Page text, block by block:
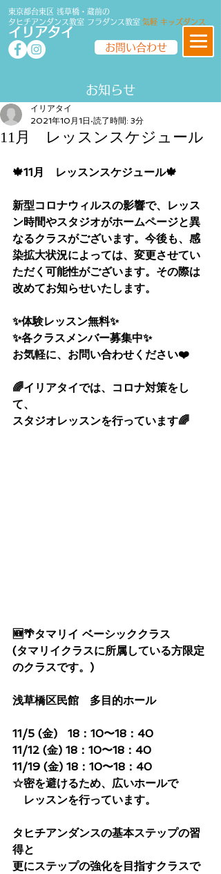
東京都台東区 浅草橋・蔵前の
タヒチアンダンス教室 フラダンス教室 気軽 キッズダンス
イリアタイ
お問い合わせ
​​お知らせ
11月 レッスンスケジュール
イリアタイ
2021年10月1日 読了時間: 3分
🍁11月　レッスンスケジュール🍁
新型コロナウィルスの影響で、レッス
ン時間やスタジオがホームページと異
なるクラスがございます。今後も、感
染拡大状況によっては、変更させてい
ただく可能性がございます。その際は
改めてお知らせいたします。
✨体験レッスン無料✨
✨各クラスメンバー募集中✨
お気軽に、お問い合わせください❤️
🌈イリアタイでは、コロナ対策をし
て、
スタジオレッスンを行っています🌈
🆕🌴タマリイ ベーシッククラス
(タマリイクラスに所属している方限定
のクラスです。)
浅草橋区民館　多目的ホール
11/5 (金)   18：10〜18：40
11/12 (金) 18：10〜18：40
11/19 (金) 18：10〜18：40
☆密を避けるため、広いホールで
レッスンを行っています。
タヒチアンダンスの基本ステップの習
得と
更にステップの強化を目指すクラスで